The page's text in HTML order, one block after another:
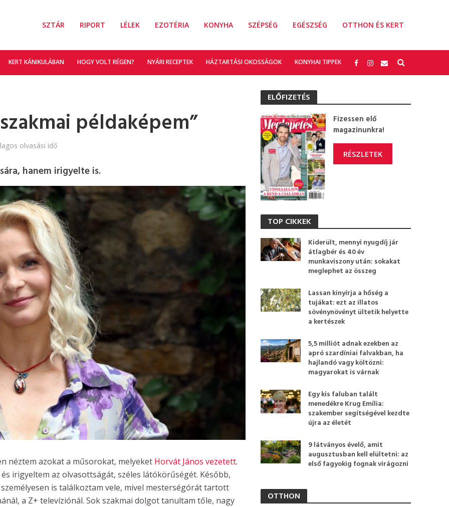
SZTÁR RIPORT LÉLEK EZOTÉRIA KONYHA SZÉPSÉG EGÉSZSÉG OTTHON ÉS KERT
KERT KÁNIKULÁBAN HOGY VOLT RÉGEN? NYÁRI RECEPTEK HÁZTARTÁSI OKOSSÁGOK KONYHAI TIPPEK
példaképem”
olvasási idő
hanem irigyelte is.
néztem azokat a műsorokat, melyeket Horvát János vezetett.
irigyeltem az olvasottságát, széles látókörűségét. Később,
is találkoztam vele, mivel mesterségórát tartott
a Z+ televíziónál. Sok szakmai dolgot tanultam tőle, nagy
ELŐFIZETÉS
Fizessen elő
magazinunkra!
RÉSZLETEK
TOP CIKKEK
Kiderült, mennyi nyugdíj jár
átlagbér és 40 év
munkaviszony után: sokakat
meglephet az összeg
Lassan kinyírja a hőség a
tujákat: ezt az illatos
sövénynövényt ültetik helyette
a kertészek
5,5 milliót adnak ezekben az
apró szardíniai falvakban, ha
hajlandó vagy költözni:
magyarokat is várnak
Egy kis faluban talált
menedékre Krug Emília:
szakember segítségével kezdte
újra az életét
9 látványos évelő, amit
augusztusban kell elültetni: az
első fagyokig fognak virágozni
OTTHON